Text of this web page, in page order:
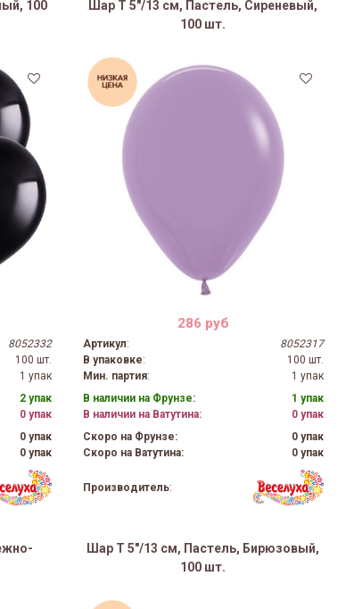
100
8052332
100 шт.
1 упак
2 упак
0 упак
0 упак
0 упак
Шар Т 5"/13 см, Пастель, Сиреневый,
100 шт.
286 руб
Артикул:
8052317
В упаковке:
100 шт.
Мин. партия:
1 упак
В наличии на Фрунзе:
1 упак
В наличии на Ватутина:
0 упак
Скоро на Фрунзе:
0 упак
Скоро на Ватутина:
0 упак
Производитель:
Шар Т 5"/13 см, Пастель, Бирюзовый,
100 шт.